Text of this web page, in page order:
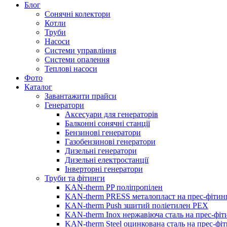
Блог
Сонячні колектори
Котли
Труби
Насоси
Системи управління
Системи опалення
Теплові насоси
Фото
Каталог
Завантажити прайси
Генератори
Аксесуари для генераторів
Балконні сонячні станції
Бензинові генератори
Газобензинові генератори
Дизельні генератори
Дизельні електростанції
Інверторні генератори
Труби та фітинги
KAN-therm PP поліпропілен
KAN-therm PRESS металопласт на прес-
KAN-therm Push зшитий поліетилен PEX
KAN-therm Inox нержавіюча сталь на прес-
KAN-therm Steel оцинкована сталь на прес-